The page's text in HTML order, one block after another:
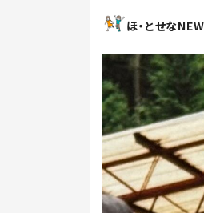
ほ・とせな